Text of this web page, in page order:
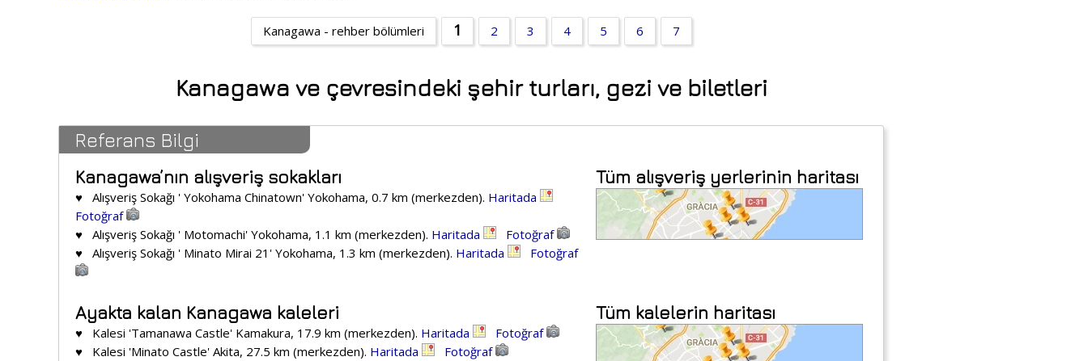
Kanagawa - rehber bölümleri 1 2 3 4 5 6 7
Kanagawa ve çevresindeki şehir turları, gezi ve biletleri
Referans Bilgi
Tüm alışveriş yerlerinin haritası
Kanagawa’nın alışveriş sokakları
♥ Alışveriş Sokağı ' Yokohama Chinatown' Yokohama, 0.7 km (merkezden). Haritada
Fotoğraf
♥ Alışveriş Sokağı ' Motomachi' Yokohama, 1.1 km (merkezden). Haritada
Fotoğraf
♥ Alışveriş Sokağı ' Minato Mirai 21' Yokohama, 1.3 km (merkezden). Haritada Fotoğraf
Tüm kalelerin haritası
Ayakta kalan Kanagawa kaleleri
♥ Kalesi 'Tamanawa Castle' Kamakura, 17.9 km (merkezden). Haritada
Fotoğraf
♥ Kalesi 'Minato Castle' Akita, 27.5 km (merkezden). Haritada
Fotoğraf